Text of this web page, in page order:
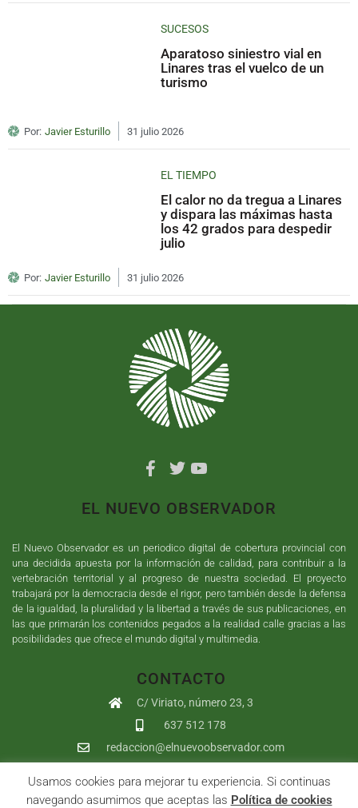
SUCESOS
Aparatoso siniestro vial en
Linares tras el vuelco de un
turismo
Por: Javier Esturillo 31 julio 2026
EL TIEMPO
El calor no da tregua a Linares
y dispara las máximas hasta
los 42 grados para despedir
julio
Por: Javier Esturillo 31 julio 2026
EL NUEVO OBSERVADOR
El Nuevo Observador es un periodico digital de cobertura provincial con
una decidida apuesta por la información de calidad, para contribuir a la
vertebración territorial y al progreso de nuestra sociedad. El proyecto
trabajará por la democracia desde el rigor, pero también desde la defensa
de la igualdad, la pluralidad y la libertad a través de sus publicaciones, en
las que primarán los contenidos pegados a la realidad calle gracias a las
posibilidades que ofrece el mundo digital y multimedia.
CONTACTO
C/ Viriato, número 23, 3
637 512 178
redaccion@elnuevoobservador.com
Copyright ©2026 El Nuevo Observador | Sumurdigital Diseño web
Usamos cookies para mejorar tu experiencia. Si continuas
navegando asumimos que aceptas las Política de cookies